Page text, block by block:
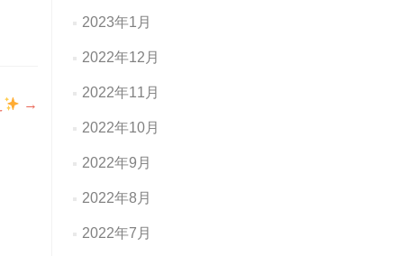
→
2023年1月
2022年12月
2022年11月
2022年10月
2022年9月
2022年8月
2022年7月